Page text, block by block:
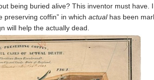
being buried alive? This inventor must have.
preserving coffin” in which actualhas been
will help the actually dead.